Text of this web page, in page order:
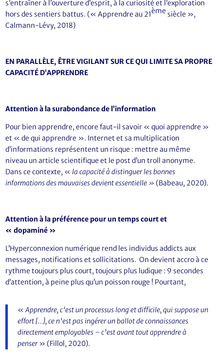
s’entraîner à l’ouverture d’esprit, à la curiosité et l’exploration
hors des sentiers battus. (« Apprendre au 21ème siècle »,
Calmann-Lévy, 2018)
EN PARALLÈLE, ÊTRE VIGILANT SUR CE QUI LIMITE SA PROPRE
CAPACITÉ D’APPRENDRE
Attention à la surabondance de l’information
Pour bien apprendre, encore faut-il savoir « quoi apprendre »
et « de qui apprendre ». Internet et sa multiplication
d’informations représentent un risque : mettre au même
niveau un article scientifique et le post d’un troll anonyme.
Dans ce contexte, « la capacité à distinguer les bonnes
informations des mauvaises devient essentielle » (Babeau, 2020).
Attention à la préférence pour un temps court et
« dopaminé »
L’Hyperconnexion numérique rend les individus addicts aux
messages, notifications et sollicitations. On devient accro à ce
rythme toujours plus court, toujours plus ludique : 9 secondes
d’attention, à peine plus qu’un poisson rouge ! Pourtant,
«Apprendre, c’est un processus long et difficile, qui suppose un
effort […], ce n’est pas ingérer un ballot de connaissances
directement employables – c’est avant tout apprendre à
penser» (Fillol, 2020).